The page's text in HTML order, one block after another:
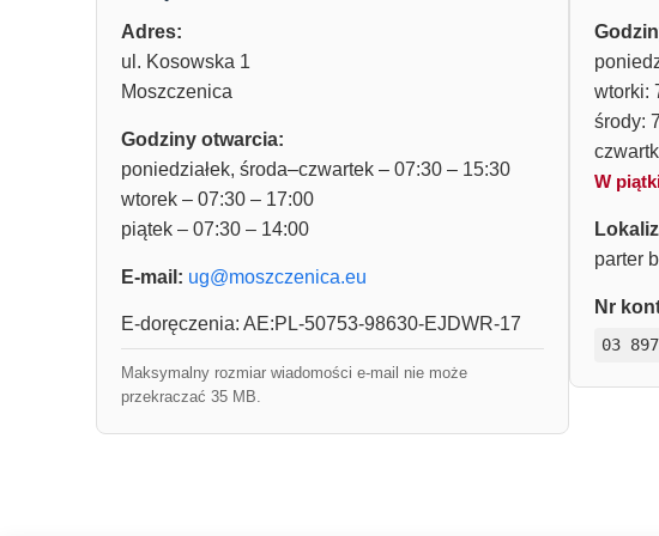
Adres:
ul. Kosowska 1
Moszczenica
Godziny otwarcia:
poniedziałek, środa–czwartek – 07:30 – 15:30
wtorek – 07:30 – 17:00
piątek – 07:30 – 14:00
E-mail: ug@moszczenica.eu
E-doręczenia: AE:PL-50753-98630-EJDWR-17
Maksymalny rozmiar wiadomości e-mail nie może
przekraczać 35 MB.
wtorki:
środy:
W
parter
Nr
03